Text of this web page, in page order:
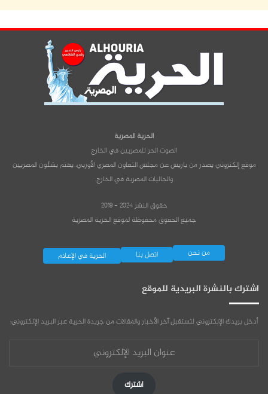
الحرية المصرية
الصوت الحر للمصريين في الخارج
موقع إلكتروني يصدر من باريس عن مجلس التعاون المصري الأوربي، يهتم بشئون المصريين
والجاليات المصرية في الخارج.
حقوق النشر 2024 - 2019
جميع الحقوق محفوظة لموقع الحرية المصرية
من نحن اتصل بنا الحرية في الإعلام
اشترك بالنشرة البريدية للموقع
أدخل بريدك الإلكتروني لتستقبل آخر الأخبار والمقالات من جريدة الحرية عبر البريد الإلكتروني:
اشترك